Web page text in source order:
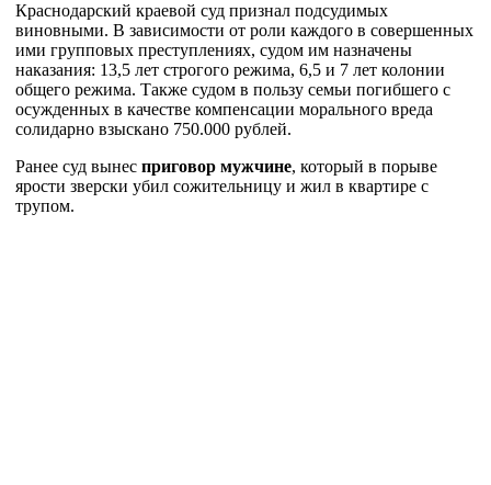
Краснодарский краевой суд признал подсудимых
виновными. В зависимости от роли каждого в совершенных
ими групповых преступлениях, судом им назначены
наказания: 13,5 лет строгого режима, 6,5 и 7 лет колонии
общего режима. Также судом в пользу семьи погибшего с
осужденных в качестве компенсации морального вреда
солидарно взыскано 750.000 рублей.
Ранее cуд вынес приговор мужчине, который в порыве
ярости зверски убил сожительницу и жил в квартире с
трупом.